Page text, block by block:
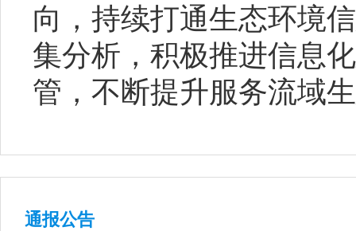
向，持续打通生态环境
集分析，积极推进信息
管，不断提升服务流域
通报公告